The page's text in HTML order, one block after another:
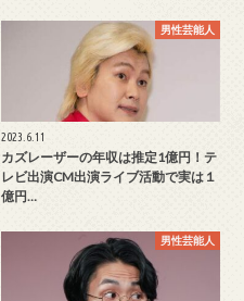
男性芸能人
2023.6.11
カズレーザーの年収は推定1億円！テ
レビ出演CM出演ライブ活動で実は１
億円…
男性芸能人